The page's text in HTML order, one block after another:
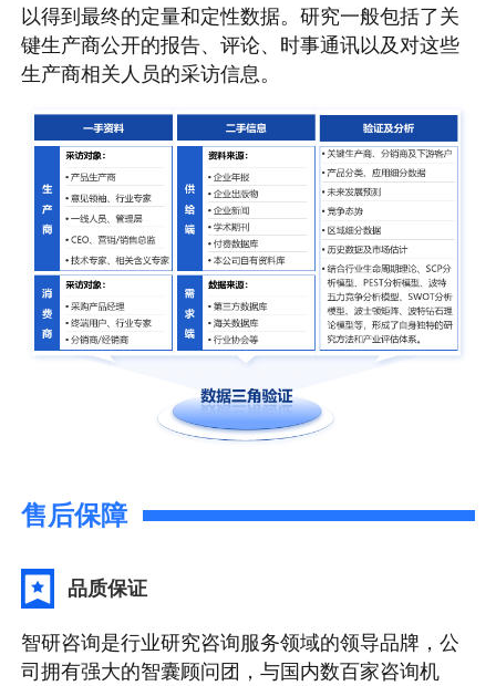
以得到最终的定量和定性数据。研究一般包括了关
键生产商公开的报告、评论、时事通讯以及对这些
生产商相关人员的采访信息。
售后保障
品质保证
智研咨询是行业研究咨询服务领域的领导品牌，公
司拥有强大的智囊顾问团，与国内数百家咨询机